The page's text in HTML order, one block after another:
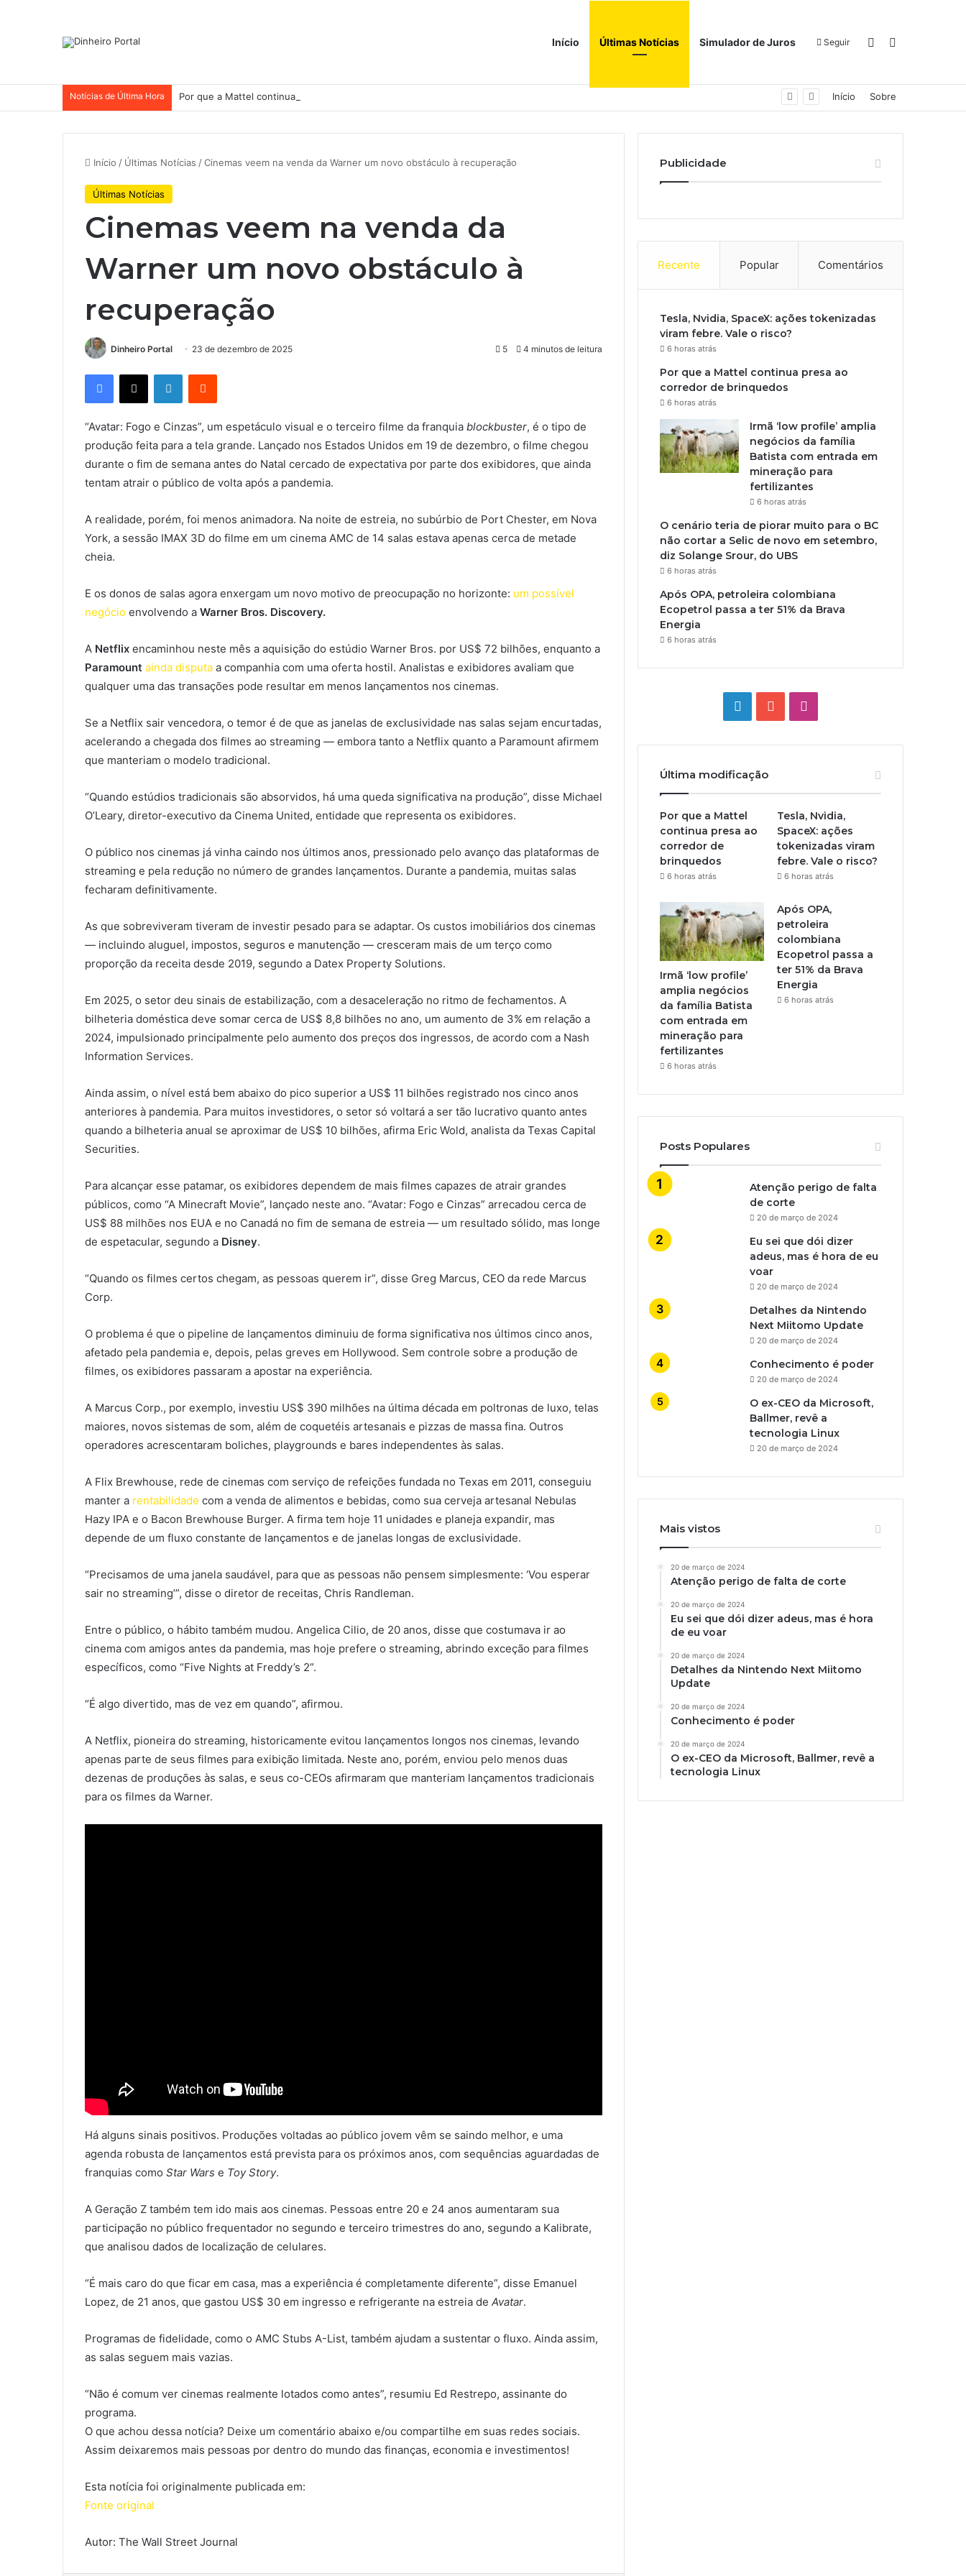
Início Últimas Notícias Simulador de Juros Seguir Switch skin
Notícias de Última Hora Por que a Mattel continua presa ao corredor de brinquedos Início Sobre
Início / Últimas Notícias /Cinemas veem na venda da Warner um novo obstáculo à recuperação
Últimas Notícias
Cinemas veem na venda da
Warner um novo obstáculo à
recuperação
Dinheiro Portal 23 de dezembro de 2025 5 4 minutos de leitura
Facebook
X LinkedinReddit
“Avatar: Fogo e Cinzas”, um espetáculo visual e o terceiro filme da franquia blockbuster, é o tipo de
produção feita para a tela grande. Lançado nos Estados Unidos em 19 de dezembro, o filme chegou
durante o fim de semana antes do Natal cercado de expectativa por parte dos exibidores, que ainda
tentam atrair o público de volta após a pandemia.
A realidade, porém, foi menos animadora. Na noite de estreia, no subúrbio de Port Chester, em Nova
York, a sessão IMAX 3D do filme em um cinema AMC de 14 salas estava apenas cerca de metade
cheia.
E os donos de salas agora enxergam um novo motivo de preocupação no horizonte: um possível
negócio envolvendo a Warner Bros. Discovery.
A Netflix encaminhou neste mês a aquisição do estúdio Warner Bros. por US$ 72 bilhões, enquanto a
Paramount ainda disputa a companhia com uma oferta hostil. Analistas e exibidores avaliam que
qualquer uma das transações pode resultar em menos lançamentos nos cinemas.
Se a Netflix sair vencedora, o temor é de que as janelas de exclusividade nas salas sejam encurtadas,
acelerando a chegada dos filmes ao streaming — embora tanto a Netflix quanto a Paramount afirmem
que manteriam o modelo tradicional.
“Quando estúdios tradicionais são absorvidos, há uma queda significativa na produção”, disse Michael
O’Leary, diretor-executivo da Cinema United, entidade que representa os exibidores.
O público nos cinemas já vinha caindo nos últimos anos, pressionado pelo avanço das plataformas de
streaming e pela redução no número de grandes lançamentos. Durante a pandemia, muitas salas
fecharam definitivamente.
As que sobreviveram tiveram de investir pesado para se adaptar. Os custos imobiliários dos cinemas
— incluindo aluguel, impostos, seguros e manutenção — cresceram mais de um terço como
proporção da receita desde 2019, segundo a Datex Property Solutions.
Em 2025, o setor deu sinais de estabilização, com a desaceleração no ritmo de fechamentos. A
bilheteria doméstica deve somar cerca de US$ 8,8 bilhões no ano, um aumento de 3% em relação a
2024, impulsionado principalmente pelo aumento dos preços dos ingressos, de acordo com a Nash
Information Services.
Ainda assim, o nível está bem abaixo do pico superior a US$ 11 bilhões registrado nos cinco anos
anteriores à pandemia. Para muitos investidores, o setor só voltará a ser tão lucrativo quanto antes
quando a bilheteria anual se aproximar de US$ 10 bilhões, afirma Eric Wold, analista da Texas Capital
Securities.
Para alcançar esse patamar, os exibidores dependem de mais filmes capazes de atrair grandes
públicos, como “A Minecraft Movie”, lançado neste ano. “Avatar: Fogo e Cinzas” arrecadou cerca de
US$ 88 milhões nos EUA e no Canadá no fim de semana de estreia — um resultado sólido, mas longe
de espetacular, segundo a Disney.
“Quando os filmes certos chegam, as pessoas querem ir”, disse Greg Marcus, CEO da rede Marcus
Corp.
O problema é que o pipeline de lançamentos diminuiu de forma significativa nos últimos cinco anos,
afetado pela pandemia e, depois, pelas greves em Hollywood. Sem controle sobre a produção de
filmes, os exibidores passaram a apostar na experiência.
A Marcus Corp., por exemplo, investiu US$ 390 milhões na última década em poltronas de luxo, telas
maiores, novos sistemas de som, além de coquetéis artesanais e pizzas de massa fina. Outros
operadores acrescentaram boliches, playgrounds e bares independentes às salas.
A Flix Brewhouse, rede de cinemas com serviço de refeições fundada no Texas em 2011, conseguiu
manter a rentabilidade com a venda de alimentos e bebidas, como sua cerveja artesanal Nebulas
Hazy IPA e o Bacon Brewhouse Burger. A firma tem hoje 11 unidades e planeja expandir, mas
depende de um fluxo constante de lançamentos e de janelas longas de exclusividade.
“Precisamos de uma janela saudável, para que as pessoas não pensem simplesmente: ‘Vou esperar
sair no streaming’”, disse o diretor de receitas, Chris Randleman.
Entre o público, o hábito também mudou. Angelica Cilio, de 20 anos, disse que costumava ir ao
cinema com amigos antes da pandemia, mas hoje prefere o streaming, abrindo exceção para filmes
específicos, como “Five Nights at Freddy’s 2”.
“É algo divertido, mas de vez em quando”, afirmou.
A Netflix, pioneira do streaming, historicamente evitou lançamentos longos nos cinemas, levando
apenas parte de seus filmes para exibição limitada. Neste ano, porém, enviou pelo menos duas
dezenas de produções às salas, e seus co-CEOs afirmaram que manteriam lançamentos tradicionais
para os filmes da Warner.
Há alguns sinais positivos. Produções voltadas ao público jovem vêm se saindo melhor, e uma
agenda robusta de lançamentos está prevista para os próximos anos, com sequências aguardadas de
franquias como Star Wars e Toy Story.
A Geração Z também tem ido mais aos cinemas. Pessoas entre 20 e 24 anos aumentaram sua
participação no público frequentador no segundo e terceiro trimestres do ano, segundo a Kalibrate,
que analisou dados de localização de celulares.
“É mais caro do que ficar em casa, mas a experiência é completamente diferente”, disse Emanuel
Lopez, de 21 anos, que gastou US$ 30 em ingresso e refrigerante na estreia de Avatar.
Programas de fidelidade, como o AMC Stubs A-List, também ajudam a sustentar o fluxo. Ainda assim,
as salas seguem mais vazias.
“Não é comum ver cinemas realmente lotados como antes”, resumiu Ed Restrepo, assinante do
programa.
O que achou dessa notícia? Deixe um comentário abaixo e/ou compartilhe em suas redes sociais.
Assim deixaremos mais pessoas por dentro do mundo das finanças, economia e investimentos!
Esta notícia foi originalmente publicada em:
Fonte original
Autor: The Wall Street Journal
Publicidade
Recente Popular Comentários
Tesla, Nvidia, SpaceX: ações tokenizadas
viram febre. Vale o risco?
6 horas atrás
Por que a Mattel continua presa ao
corredor de brinquedos
6 horas atrás
Irmã ‘low profile’ amplia
negócios da família
Batista com entrada em
mineração para
fertilizantes
6 horas atrás
O cenário teria de piorar muito para o BC
não cortar a Selic de novo em setembro,
diz Solange Srour, do UBS
6 horas atrás
Após OPA, petroleira colombiana
Ecopetrol passa a ter 51% da Brava
Energia
6 horas atrás
LinkedinYouTube
Última modificação
Por que a Mattel
continua presa ao
corredor de
brinquedos
6 horas atrás
Tesla, Nvidia,
SpaceX: ações
tokenizadas viram
febre. Vale o risco?
6 horas atrás
Irmã ‘low profile’
amplia negócios
da família Batista
com entrada em
mineração para
fertilizantes
6 horas atrás
Após OPA,
petroleira
colombiana
Ecopetrol passa a
ter 51% da Brava
Energia
6 horas atrás
Posts Populares
Atenção perigo de falta
de corte
20 de março de 2024
Eu sei que dói dizer
adeus, mas é hora de eu
voar
20 de março de 2024
Detalhes da Nintendo
Next Miitomo Update
20 de março de 2024
Conhecimento é poder
20 de março de 2024
O ex-CEO da Microsoft,
Ballmer, revê a
tecnologia Linux
20 de março de 2024
Mais vistos
20 de março de 2024
Atenção perigo de falta de corte
20 de março de 2024
Eu sei que dói dizer adeus, mas é hora
de eu voar
20 de março de 2024
Detalhes da Nintendo Next Miitomo
Update
20 de março de 2024
Conhecimento é poder
20 de março de 2024
O ex-CEO da Microsoft, Ballmer, revê a
tecnologia Linux